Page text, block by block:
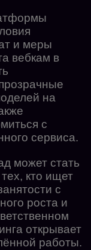
и меры
вебкам в
на
с
сервиса.
может стать
кто ищет
с
роста и
открывает
работы.